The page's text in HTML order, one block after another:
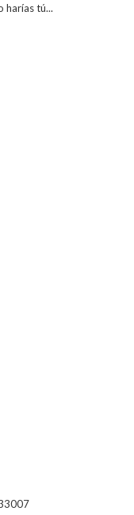
harías tú...